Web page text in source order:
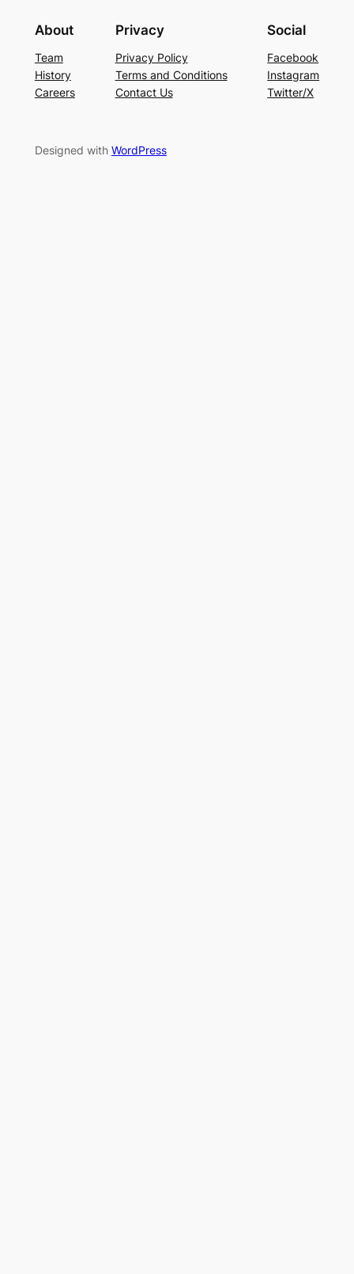
About
Team
History
Careers
Privacy
Privacy Policy
Terms and Conditions
Contact Us
Social
Facebook
Instagram
Twitter/X
Designed with WordPress